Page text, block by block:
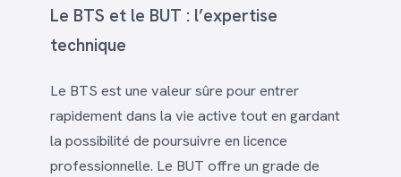
Le BTS et le BUT : l’expertise
technique
Le BTS est une valeur sûre pour entrer
rapidement dans la vie active tout en gardant
la possibilité de poursuivre en licence
professionnelle. Le BUT offre un grade de